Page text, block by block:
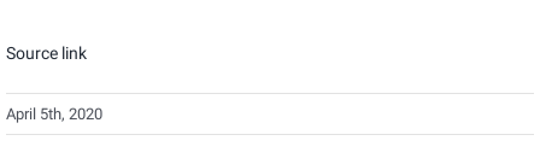
Source link
April 5th, 2020